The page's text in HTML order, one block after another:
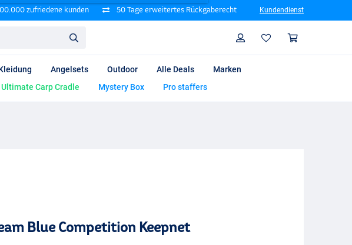
zufriedene kunden 50 Tage erweitertes Rückgaberecht Kundendienst
Profil
Angelsets Outdoor Alle Deals
Marken
Carp Cradle Mystery Box Pro staffers
Blue Competition Keepnet